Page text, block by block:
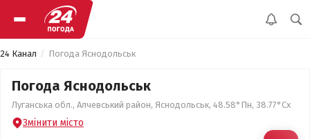
24 Канал Погода Яснодольськ
Погода Яснодольськ
Луганська обл., Алчевський район, Яснодольськ, 48.58°Пн, 38.77°Сх
Змінити місто